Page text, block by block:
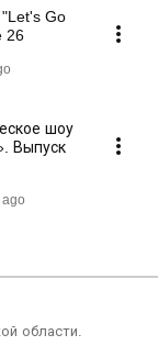
Go
26
шоу
Выпуск
области.